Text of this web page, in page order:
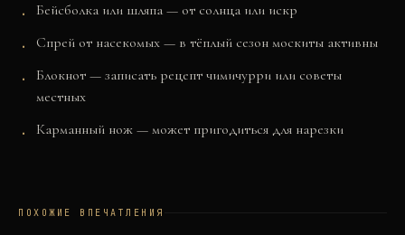
Бейсболка или шляпа — от солнца или искр
Спрей от насекомых — в тёплый сезон москиты активны
Блокнот — записать рецепт чимичурри или советы
местных
Карманный нож — может пригодиться для нарезки
ПОХОЖИЕ ВПЕЧАТЛЕНИЯ